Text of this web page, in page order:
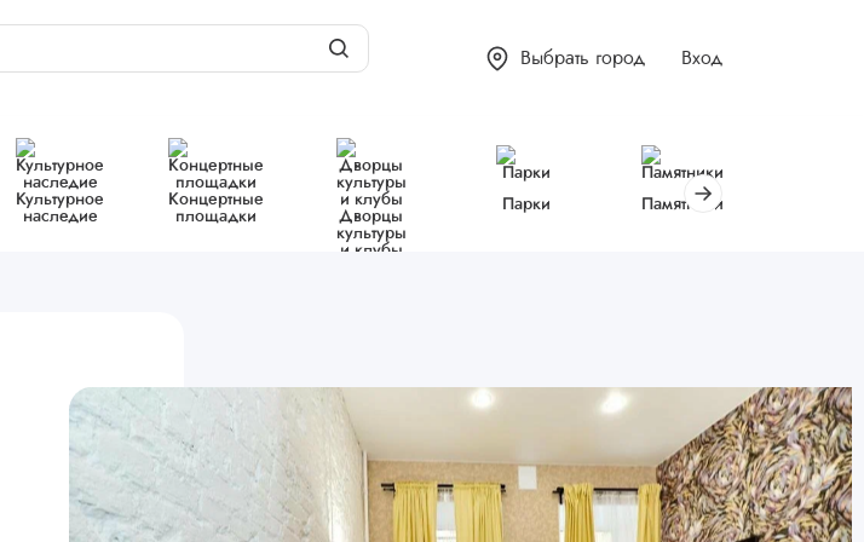
Выбрать город Вход
Культурное
наследие
Концертные
площадки
Дворцы
культуры
и клубы
Парки Памятники